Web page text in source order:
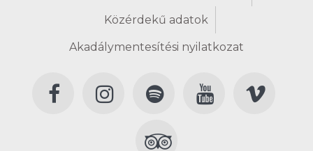
Közérdekű adatok
Akadálymentesítési nyilatkozat